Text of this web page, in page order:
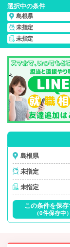
選択中の条件
島根県
未指定
未指定
島根県/正社員・
遣・転職・募集一覧
島根県
未指定
未指定
この条件を保存
（0件保存中）